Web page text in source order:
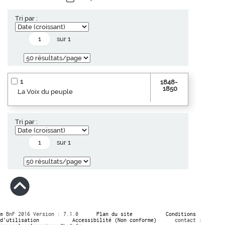
Tri par :
sur 1
1
La Voix du peuple
1848-
1850
Tri par :
sur 1
© BnF 2016 Version : 7.1.0 Plan du site
Conditions
d’utilisation
Accessibilité (Non conforme)
contact :